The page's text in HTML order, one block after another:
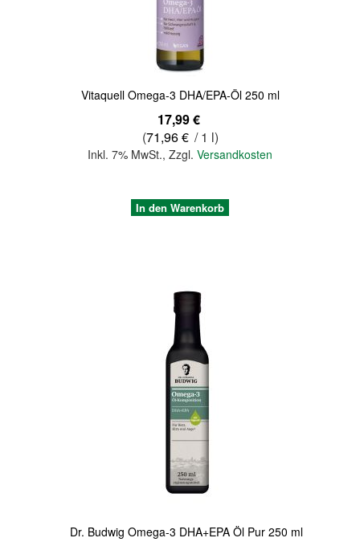
Vitaquell Omega-3 DHA/EPA-Öl 250 ml
17,99 €
(71,96 € / 1 l)
Inkl. 7% MwSt., Zzgl. Versandkosten
In den Warenkorb
Dr. Budwig Omega-3 DHA+EPA Öl Pur 250 ml